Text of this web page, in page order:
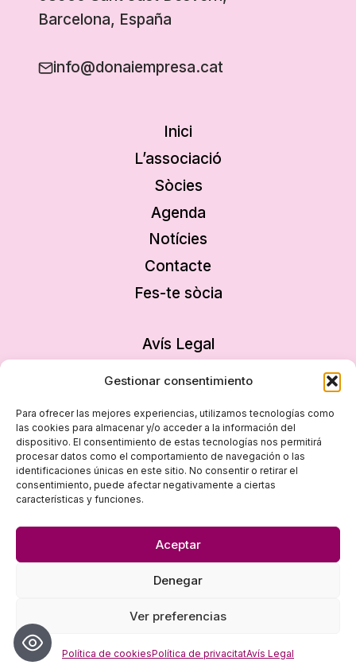
Gestionar consentimiento
Para ofrecer las mejores experiencias, utilizamos tecnologías como
las cookies para almacenar y/o acceder a la información del
dispositivo. El consentimiento de estas tecnologías nos permitirá
procesar datos como el comportamiento de navegación o las
identificaciones únicas en este sitio. No consentir o retirar el
consentimiento, puede afectar negativamente a ciertas
características y funciones.
Aceptar
Denegar
Ver preferencias
Política de cookiesPolítica de privacitatAvís Legal
Barcelona, España
info@donaiempresa.cat
Inici
L’associació
Sòcies
Agenda
Notícies
Contacte
Fes-te sòcia
Avís Legal
Declaració d’accessibilitat
Mapa del lloc